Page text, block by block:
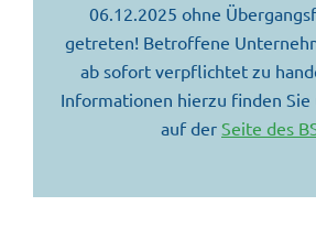
06.12.2025 ohne
getreten! Betroffene
ab sofort verpflichtet zu
Informationen hierzu finden
auf der Seite des